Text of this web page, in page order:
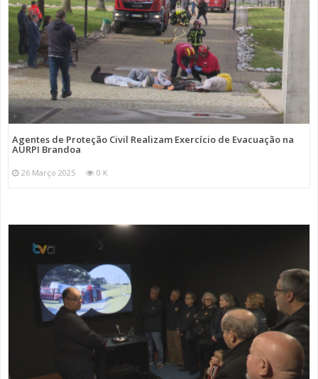
Agentes de Proteção Civil Realizam Exercício de Evacuação na
AURPI Brandoa
26 Março 2025 0 K